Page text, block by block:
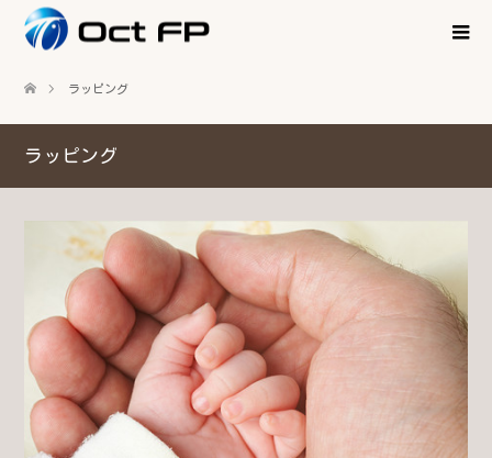
ラッピング
ラッピング